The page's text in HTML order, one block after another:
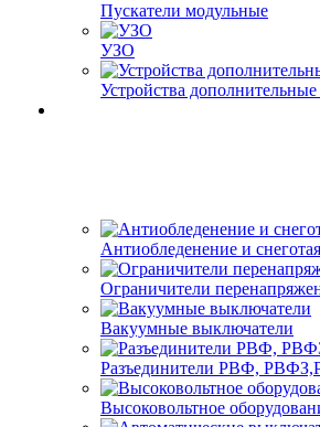
Пускатели модульные
УЗО
Устройства
Антиобледенение и
Ограничители
Вакуумные выключатели
Разъединители РВФ,
Высоковольтное